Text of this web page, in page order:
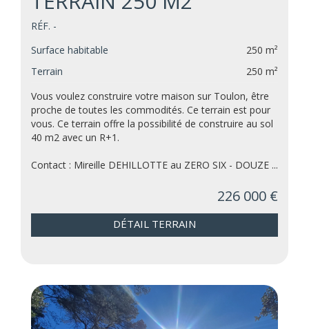
RÉF. -
Surface habitable
250 m²
Terrain
250 m²
Vous voulez construire votre maison sur Toulon, être
proche de toutes les commodités. Ce terrain est pour
vous. Ce terrain offre la possibilité de construire au sol
40 m2 avec un R+1.
Contact : Mireille DEHILLOTTE au ZERO SIX - DOUZE ...
226 000 €
DÉTAIL TERRAIN